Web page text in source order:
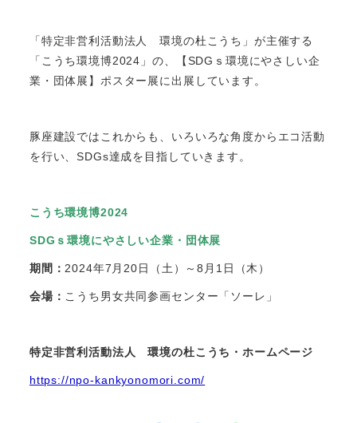
「特定非営利活動法人 環境の杜こうち」が主催する
「こうち環境博2024」の、【SDGｓ環境にやさしい企
業・団体展】ポスター展に出展しています。
豚座建設ではこれからも、いろいろな角度からエコ活動
を行い、SDGs達成を目指していきます。
こうち環境博2024
SDGｓ環境にやさしい企業・団体展
期間： 2024年7月20日（土）～8月1日（木）
会場： こうち男女共同参画センター「ソーレ」
特定非営利活動法人 環境の杜こうち・ホームページ
https://npo-kankyonomori.com/